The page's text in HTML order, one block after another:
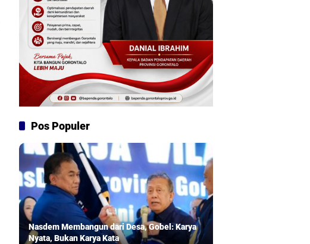
Pos Populer
Nasdem Membangun dari Desa, Gobel: Karya
Nyata, Bukan Karya Kata